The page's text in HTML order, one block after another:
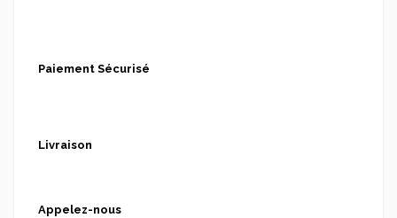
Paiement Sécurisé
Livraison
Appelez-nous